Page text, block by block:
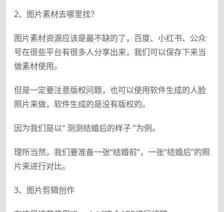
2、图片素材去哪里找？
图片素材资源应该是最不缺的了，百度、小红书、公众
号在很些平台有很多人分享出来，我们可以保存下来当
做素材使用。
但是一定要注意版权问题，也可以使用软件生成的人脸
照片来做，软件生成的是没有版权的。
因为我们是以“ 测测结婚后的样子 ”为例。
理所当然，我们要准备一张“结婚前”，一张“结婚后”的照
片来进行对比。
3、图片剪辑创作